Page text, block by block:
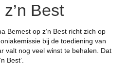
Best
Bemest op z’n Best richt zich op
bij de toediening van
valt nog veel winst te behalen. Dat
Best’.